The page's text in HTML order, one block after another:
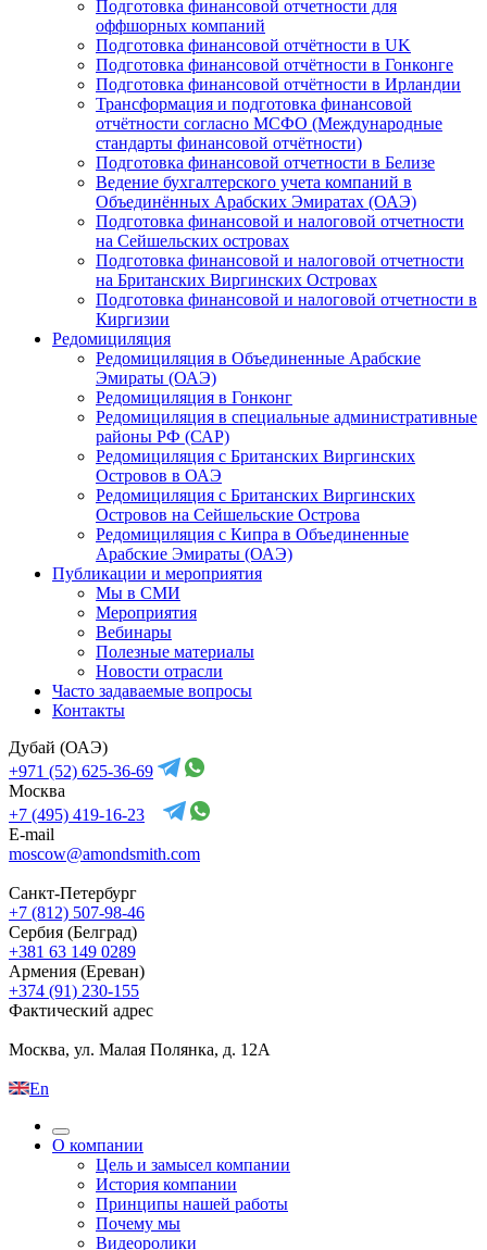
Подготовка финансовой отчетности для
оффшорных компаний
Подготовка финансовой отчётности в UK
Подготовка финансовой отчётности в Гонконге
Подготовка финансовой отчётности в Ирландии
Трансформация и подготовка финансовой
отчётности согласно МСФО (Международные
стандарты финансовой отчётности)
Подготовка финансовой отчетности в Белизе
Ведение бухгалтерского учета компаний в
Объединённых Арабских Эмиратах (ОАЭ)
Подготовка финансовой и налоговой отчетности
на Сейшельских островах
Подготовка финансовой и налоговой отчетности
на Британских Виргинских Островах
Подготовка финансовой и налоговой отчетности в
Киргизии
Редомициляция
Редомициляция в Объединенные Арабские
Эмираты (ОАЭ)
Редомициляция в Гонконг
Редомициляция в специальные административные
районы РФ (САР)
Редомициляция с Британских Виргинских
Островов в ОАЭ
Редомициляция с Британских Виргинских
Островов на Сейшельские Острова
Редомициляция с Кипра в Объединенные
Арабские Эмираты (ОАЭ)
Публикации и мероприятия
Мы в СМИ
Мероприятия
Вебинары
Полезные материалы
Новости отрасли
Часто задаваемые вопросы
Контакты
Дубай (ОАЭ)
+971 (52) 625-36-69
Москва
+7 (495) 419-16-23
E-mail
moscow@amondsmith.com
Санкт-Петербург
+7 (812) 507-98-46
Сербия (Белград)
+381 63 149 0289
Армения (Ереван)
+374 (91) 230-155
Фактический адрес
Москва, ул. Малая Полянка, д. 12А
En
О компании
Цель и замысел компании
История компании
Принципы нашей работы
Почему мы
Видеоролики